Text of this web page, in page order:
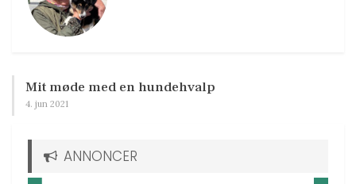
Mit møde med en hundehvalp
4. jun 2021
ANNONCER